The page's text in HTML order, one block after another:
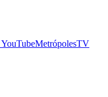
YouTubeMetrópolesTV